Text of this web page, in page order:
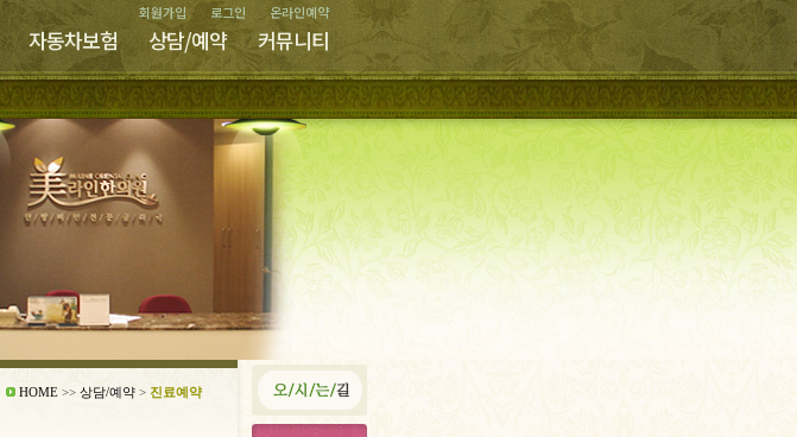
회원가입 로그인 온라인예약
자동차보험 상담/예약 커뮤니티
생활다이어트
칼로리북
FAQ
우수사례
고객후기 미라인칼럼
HOME >> 상담/예약 > 진료예약